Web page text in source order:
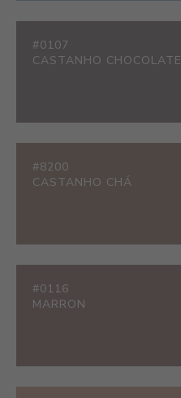
#0107
CASTANHO CHOCOLATE
#8200
CASTANHO CHÁ
#0116
MARRON